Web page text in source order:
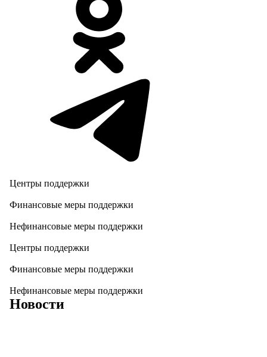
Центры поддержки
Финансовые меры поддержки
Нефинансовые меры поддержки
Центры поддержки
Финансовые меры поддержки
Нефинансовые меры поддержки
Новости